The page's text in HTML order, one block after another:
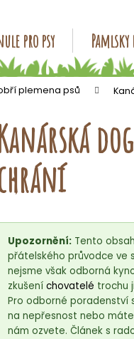
pro psy Pamlsky
plemena psů
Upozornění: Tento
přátelského průvodce ve
nejsme však odborná
zkušení chovatelé trochu
Pro odborné
na nepřesnost nebo
nám ozvete. Článek s
Co